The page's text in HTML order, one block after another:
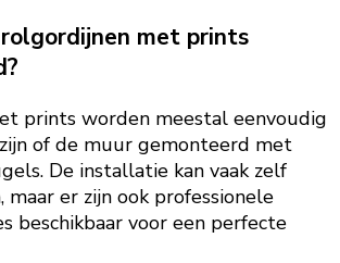
met prints
prints worden meestal eenvoudig
of de muur gemonteerd met
De installatie kan vaak zelf
maar er zijn ook professionele
beschikbaar voor een perfecte